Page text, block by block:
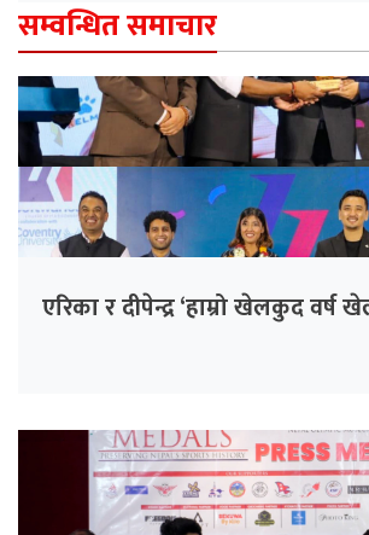
सम्वन्धित समाचार
एरिका र दीपेन्द्र ‘हाम्रो खेलकुद वर्ष